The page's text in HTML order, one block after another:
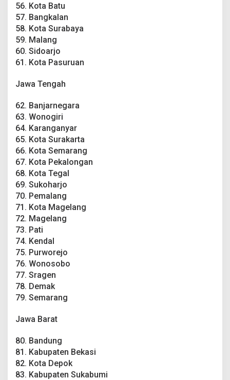
56. Kota Batu
57. Bangkalan
58. Kota Surabaya
59. Malang
60. Sidoarjo
61. Kota Pasuruan
Jawa Tengah
62. Banjarnegara
63. Wonogiri
64. Karanganyar
65. Kota Surakarta
66. Kota Semarang
67. Kota Pekalongan
68. Kota Tegal
69. Sukoharjo
70. Pemalang
71. Kota Magelang
72. Magelang
73. Pati
74. Kendal
75. Purworejo
76. Wonosobo
77. Sragen
78. Demak
79. Semarang
Jawa Barat
80. Bandung
81. Kabupaten Bekasi
82. Kota Depok
83. Kabupaten Sukabumi